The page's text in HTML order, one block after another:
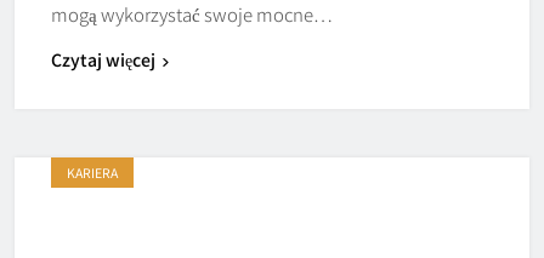
mogą wykorzystać swoje mocne…
Czytaj więcej
KARIERA